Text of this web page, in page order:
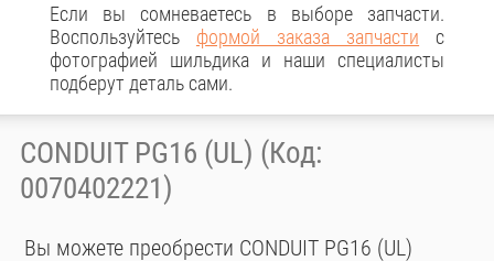
Если вы сомневаетесь в выборе запчасти.
Воспользуйтесь формой заказа запчасти с
фотографией шильдика и наши специалисты
подберут деталь сами.
CONDUIT PG16 (UL) (Код:
0070402221)
Вы можете преобрести CONDUIT PG16 (UL)